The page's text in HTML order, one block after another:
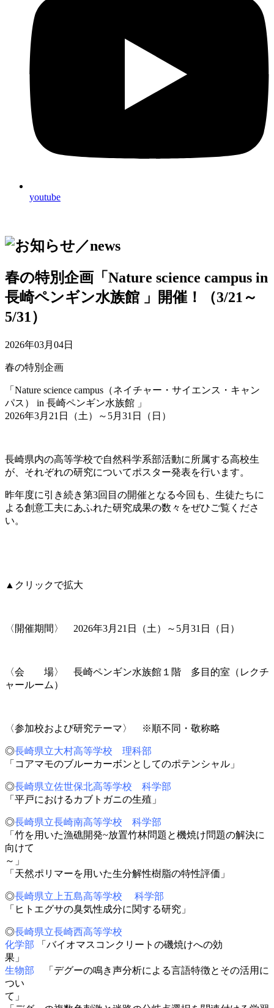
youtube
春の特別企画「Nature science campus in
長崎ペンギン水族館 」開催！（3/21～
5/31）
2026年03月04日
春の特別企画
「Nature science campus（ネイチャー・サイエンス・キャン
パス） in 長崎ペンギン水族館 」
2026年3月21日（土）～5月31日（日）
長崎県内の高等学校で自然科学系部活動に所属する高校生
が、それぞれの研究についてポスター発表を行います。
昨年度に引き続き第3回目の開催となる今回も、生徒たちに
よる創意工夫にあふれた研究成果の数々をぜひご覧くださ
い。
▲クリックで拡大
〈開催期間〉 2026年3月21日（土）～5月31日（日）
〈会 場〉 長崎ペンギン水族館１階 多目的室（レクチ
ャールーム）
〈参加校および研究テーマ〉 ※順不同・敬称略
◎長崎県立大村高等学校 理科部
「コアマモのブルーカーボンとしてのポテンシャル」
◎長崎県立佐世保北高等学校 科学部
「平戸におけるカブトガニの生殖」
◎長崎県立長崎南高等学校 科学部
「竹を用いた漁礁開発~放置竹林問題と機焼け問題の解決に
向けて
～
「天然ポリマーを用いた生分解性樹脂の特性評価」
◎長崎県立上五島高等学校 科学部
「ヒトエグサの臭気性成分に関する研究」
◎長崎県立長崎西高等学校
化学部
「バイオマスコンクリートの磯焼けへの効
果
生物部
「デグーの鳴き声分析による言語特徴とその活用に
つい
て